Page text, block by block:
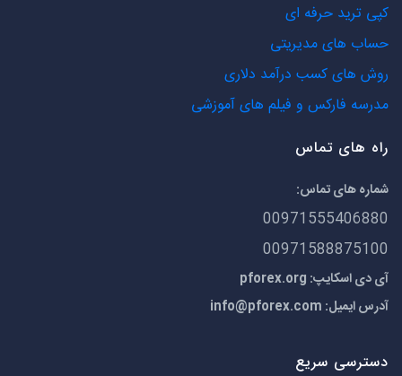
کپی ترید حرفه ای
حساب های مدیریتی
روش های کسب درآمد دلاری
مدرسه فارکس و فیلم های آموزشی
راه های تماس
شماره های تماس:
00971555406880
00971588875100
آی دی اسکایپ: pforex.org
آدرس ایمیل: info@pforex.com
دسترسی سریع